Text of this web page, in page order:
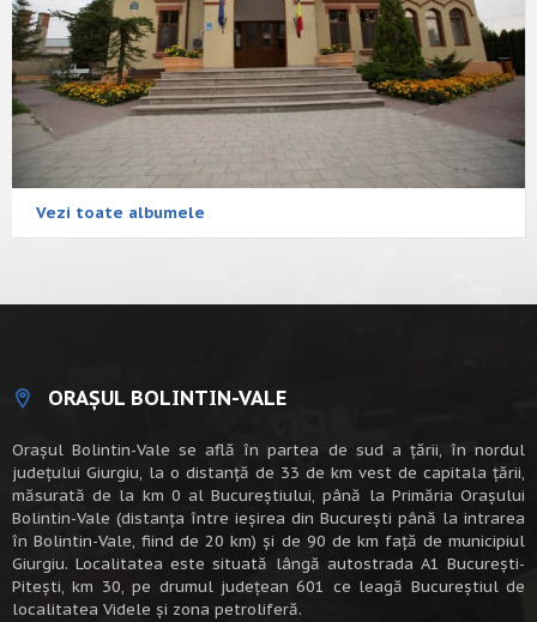
Vezi toate albumele
ORAȘUL BOLINTIN-VALE
Oraşul Bolintin-Vale se află în partea de sud a ţării, în nordul
judeţului Giurgiu, la o distanţă de 33 de km vest de capitala țării,
măsurată de la km 0 al Bucureștiului, până la Primăria Orașului
Bolintin-Vale (distanța între ieșirea din București până la intrarea
în Bolintin-Vale, fiind de 20 km) şi de 90 de km faţă de municipiul
Giurgiu. Localitatea este situată lângă autostrada A1 Bucureşti-
Piteşti, km 30, pe drumul judeţean 601 ce leagă Bucureştiul de
localitatea Videle şi zona petroliferă.